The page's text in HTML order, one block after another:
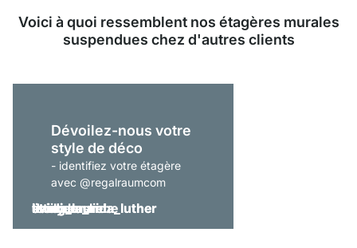
Voici à quoi ressemblent nos étagères murales
suspendues chez d'autres clients
Dévoilez-nous votre
style de déco
- identifiez votre étagère
avec @regalraumcom